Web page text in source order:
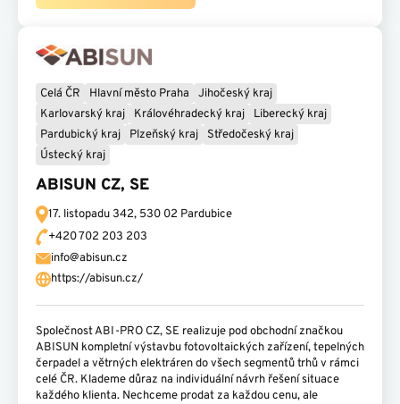
Celá ČR Hlavní město Praha
Jihočeský kraj
Karlovarský kraj
Královéhradecký kraj
Liberecký kraj
Pardubický kraj
Plzeňský kraj
Středočeský kraj
Ústecký kraj
ABISUN CZ, SE
17. listopadu 342, 530 02 Pardubice
+420 702 203 203
info@abisun.cz
https://abisun.cz/
Společnost ABI-PRO CZ, SE realizuje pod obchodní značkou
ABISUN kompletní výstavbu fotovoltaických zařízení, tepelných
čerpadel a větrných elektráren do všech segmentů trhů v rámci
celé ČR. Klademe důraz na individuální návrh řešení situace
každého klienta. Nechceme prodat za každou cenu, ale